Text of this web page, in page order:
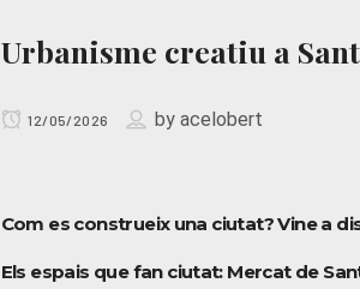
Urbanisme creatiu a
12/05/2026 byacelobert
Com es construeix una ciutat? Vine a
Els espais que fan ciutat: Mercat de